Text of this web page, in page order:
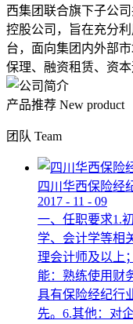
西集团联合旗下子公
控股公司，旨在充分
台，面向集团内外部
保理、融资租赁、资
产品推荐 New product
团队 Team
四川华西保险经
2017 - 11 - 09
一、任职要求1.
学、会计学等相
理会计师及以上
能：熟练使用财
具有保险经纪行
先。6.其他：对